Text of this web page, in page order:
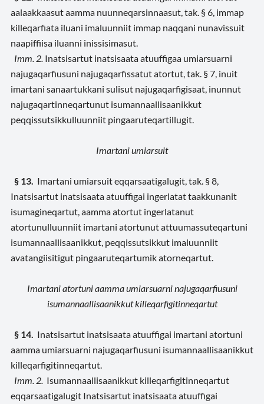
aalaakkaasut aamma nuunneqarsinnaasut, tak. § 6, immap
killeqarfiata iluani imaluunniit immap naqqani nunavissuit
naapiffiisa iluanni inissisimasut.
Imm. 2. Inatsisartut inatsisaata atuuffigaa umiarsuarni
najugaqarfiusuni najugaqarfissatut atortut, tak. § 7, inuit
imartani sanaartukkani sulisut najugaqarfigisaat, inunnut
najugaqartinneqartunut isumannaallisaanikkut
peqqissutsikkulluunniit pingaaruteqartillugit.
Imartani umiarsuit
§ 13. Imartani umiarsuit eqqarsaatigalugit, tak. § 8,
Inatsisartut inatsisaata atuuffigai ingerlatat taakkunanit
isumagineqartut, aamma atortut ingerlatanut
atortunulluunniit imartani atortunut attuumassuteqartuni
isumannaallisaanikkut, peqqissutsikkut imaluunniit
avatangiisitigut pingaaruteqartumik atorneqartut.
Imartani atortuni aamma umiarsuarni najugaqarfiusuni
isumannaallisaanikkut killeqarfigitinneqartut
§ 14. Inatsisartut inatsisaata atuuffigai imartani atortuni
aamma umiarsuarni najugaqarfiusuni isumannaallisaanikkut
killeqarfigitinneqartut.
Imm. 2. Isumannaallisaanikkut killeqarfigitinneqartut
eqqarsaatigalugit Inatsisartut inatsisaata atuuffigai